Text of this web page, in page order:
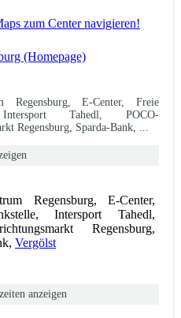
zum Center navigieren!
(Homepage)
Regensburg, E-Center, Freie
Tahedl, POCO-
Regensburg, Sparda-Bank, ...
Regensburg, E-Center,
Intersport Tahedl,
Regensburg,
Vergölst
anzeigen